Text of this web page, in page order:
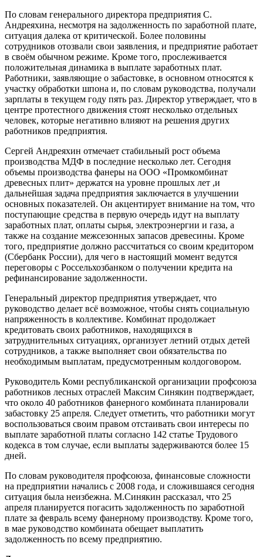
По словам генерального директора предприятия С.
Андреяхина, несмотря на задолженность по заработной плате,
ситуация далека от критической. Более половины
сотрудников отозвали свои заявления, и предприятие работает
в своём обычном режиме. Кроме того, прослеживается
положительная динамика в выплате заработных плат.
Работники, заявляющие о забастовке, в основном относятся к
участку обработки шпона и, по словам руководства, получали
зарплаты в текущем году пять раз. Директор утверждает, что в
центре протестного движения стоят несколько отдельных
человек, которые негативно влияют на решения других
работников предприятия.
Сергей Андреяхин отмечает стабильный рост объема
производства МДФ в последние несколько лет. Сегодня
объемы производства фанеры на ООО «Промкомбинат
древесных плит» держатся на уровне прошлых лет ,и
дальнейшая задача предприятия заключается в улучшении
основных показателей. Он акцентирует внимание на том, что
поступающие средства в первую очередь идут на выплату
заработных плат, оплаты сырья, электроэнергии и газа, а
также на создание межсезонных запасов древесины. Кроме
того, предприятие должно рассчитаться со своим кредитором
(Сбербанк России), для чего в настоящий момент ведутся
переговоры с Россельхозбанком о получении кредита на
рефинансирование задолженности.
Генеральный директор предприятия утверждает, что
руководство делает всё возможное, чтобы снять социальную
напряженность в коллективе. Комбинат продолжает
кредитовать своих работников, находящихся в
затруднительных ситуациях, организует летний отдых детей
сотрудников, а также выполняет свои обязательства по
необходимым выплатам, предусмотренным колдоговором.
Руководитель Коми республиканской организации профсоюза
работников лесных отраслей Максим Синякин подтверждает,
что около 40 работников фанерного комбината планировали
забастовку 25 апреля. Следует отметить, что работники могут
воспользоваться своим правом отстаивать свои интересы по
выплате заработной платы согласно 142 статье Трудового
кодекса в том случае, если выплаты задерживаются более 15
дней.
По словам руководителя профсоюза, финансовые сложности
на предприятии начались с 2008 года, и сложившаяся сегодня
ситуация была неизбежна. М.Синякин рассказал, что 25
апреля планируется погасить задолженность по заработной
плате за февраль всему фанерному производству. Кроме того,
в мае руководство комбината обещает выплатить
задолженность по всему предприятию.